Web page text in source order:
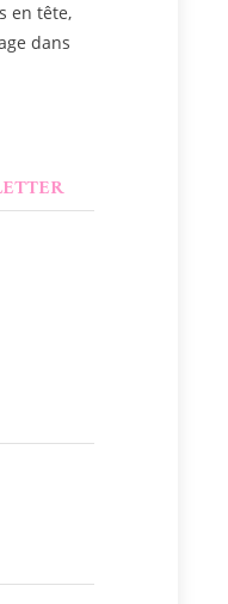
en tête,
dans